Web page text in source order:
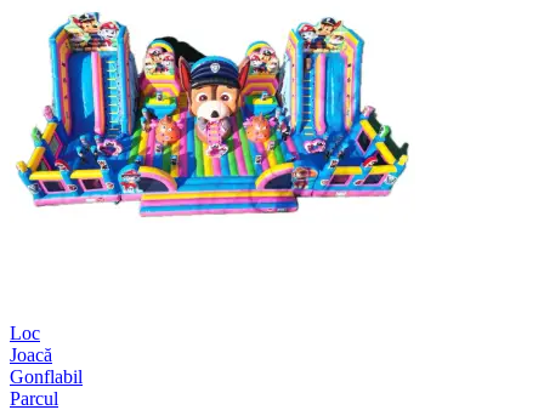
Loc
Joacă
Gonflabil
Parcul